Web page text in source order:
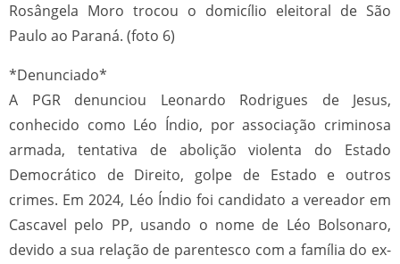
Rosângela Moro trocou o domicílio eleitoral de São
Paulo ao Paraná. (foto 6)
*Denunciado*
A PGR denunciou Leonardo Rodrigues de Jesus,
conhecido como Léo Índio, por associação criminosa
armada, tentativa de abolição violenta do Estado
Democrático de Direito, golpe de Estado e outros
crimes. Em 2024, Léo Índio foi candidato a vereador em
Cascavel pelo PP, usando o nome de Léo Bolsonaro,
devido a sua relação de parentesco com a família do ex-